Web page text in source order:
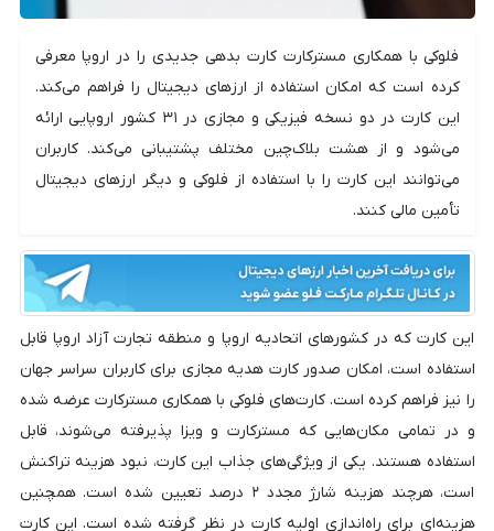
فلوکی با همکاری مسترکارت کارت بدهی جدیدی را در اروپا معرفی
کرده است که امکان استفاده از ارزهای دیجیتال را فراهم می‌کند.
این کارت در دو نسخه فیزیکی و مجازی در ۳۱ کشور اروپایی ارائه
می‌شود و از هشت بلاک‌چین مختلف پشتیبانی می‌کند. کاربران
می‌توانند این کارت را با استفاده از فلوکی و دیگر ارزهای دیجیتال
تأمین مالی کنند.
این کارت که در کشورهای اتحادیه اروپا و منطقه تجارت آزاد اروپا قابل
استفاده است، امکان صدور کارت هدیه مجازی برای کاربران سراسر جهان
را نیز فراهم کرده است. کارت‌های فلوکی با همکاری مسترکارت عرضه شده
و در تمامی مکان‌هایی که مسترکارت و ویزا پذیرفته می‌شوند، قابل
استفاده هستند. یکی از ویژگی‌های جذاب این کارت، نبود هزینه تراکنش
است، هرچند هزینه شارژ مجدد ۲ درصد تعیین شده است. همچنین
هزینه‌ای برای راه‌اندازی اولیه کارت در نظر گرفته شده است. این کارت